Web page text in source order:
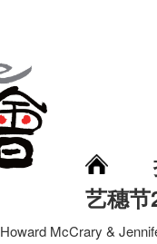
艺穗节
Howard McCrary &